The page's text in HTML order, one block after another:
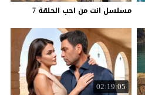
مسلسل انت من احب الحلقة 7
02:19:05